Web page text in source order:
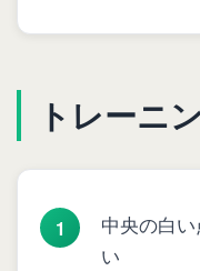
トレーニ
中央の白い
い